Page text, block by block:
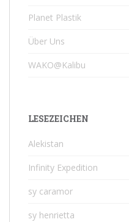
Planet Plastik
Über Uns
WAKO@Kalibu
LESEZEICHEN
Alekistan
Infinity Expedition
sy caramor
sy henrietta